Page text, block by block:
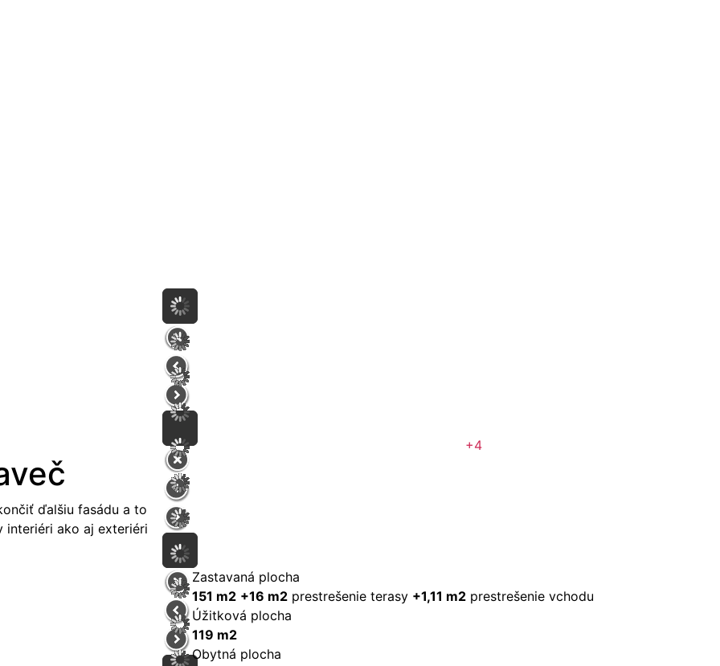
ďalšiu fasádu a to
interiéri ako aj exteriéri
+4
Zastavaná plocha
151 m2 +16 m2 prestrešenie terasy +1,11 m2 prestrešenie vchodu
Úžitková plocha
119 m2
Obytná plocha